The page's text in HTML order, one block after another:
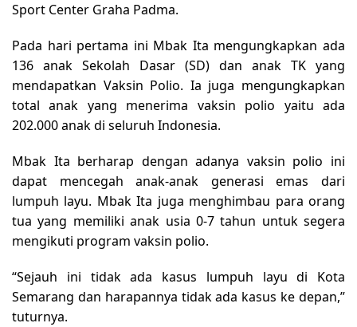
Sport Center Graha Padma.
Pada hari pertama ini Mbak Ita mengungkapkan ada
136 anak Sekolah Dasar (SD) dan anak TK yang
mendapatkan Vaksin Polio. Ia juga mengungkapkan
total anak yang menerima vaksin polio yaitu ada
202.000 anak di seluruh Indonesia.
Mbak Ita berharap dengan adanya vaksin polio ini
dapat mencegah anak-anak generasi emas dari
lumpuh layu. Mbak Ita juga menghimbau para orang
tua yang memiliki anak usia 0-7 tahun untuk segera
mengikuti program vaksin polio.
“Sejauh ini tidak ada kasus lumpuh layu di Kota
Semarang dan harapannya tidak ada kasus ke depan,”
tuturnya.